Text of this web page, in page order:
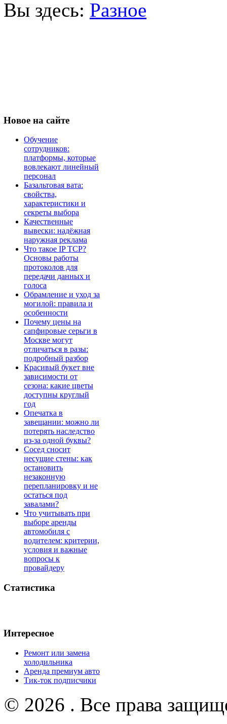
Вы здесь: Разное
Новое на сайте
Обучение
сотрудников:
платформы, которые
вовлекают линейный
персонал
Базальтовая вата:
свойства,
характеристики и
секреты выбора
Качественные
вывески: надёжная
наружная реклама
Что такое IP TCP?
Основы работы
протоколов для
передачи данных и
голоса
Обрамление и уход за
могилой: правила и
особенности
Почему цены на
сапфировые серьги в
Москве могут
отличаться в разы:
подробный разбор
Красивый букет вне
зависимости от
сезона: какие цветы
доступны круглый
год
Опечатка в
завещании: можно ли
потерять наследство
из-за одной буквы?
Сосед сносит
несущие стены: как
остановить
незаконную
перепланировку и не
остаться под
завалами?
Что учитывать при
выборе аренды
автомобиля с
водителем: критерии,
условия и важные
вопросы к
провайдеру
Статистика
Интересное
Ремонт или замена
холодильника
Аренда премиум авто
Тик-ток подписчики
© 2026 . Все права